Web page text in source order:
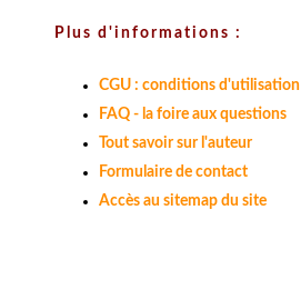
Plus d'informations :
CGU : conditions d'utilisation
FAQ - la foire aux questions
Tout savoir sur l'auteur
Formulaire de contact
Accès au sitemap du site